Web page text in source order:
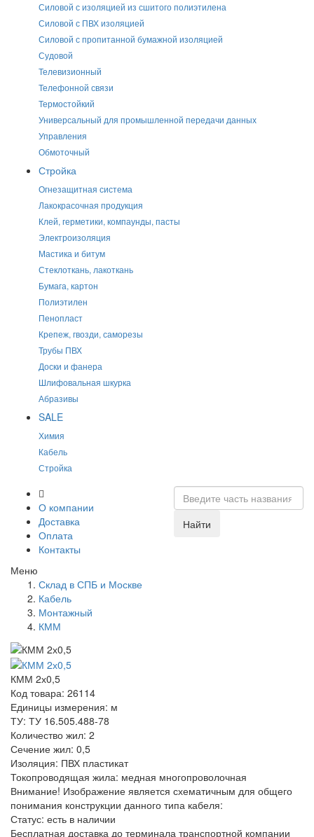
Силовой с изоляцией из сшитого полиэтилена
Силовой с ПВХ изоляцией
Силовой с пропитанной бумажной изоляцией
Судовой
Телевизионный
Телефонной связи
Термостойкий
Универсальный для промышленной передачи данных
Управления
Обмоточный
Стройка
Огнезащитная система
Лакокрасочная продукция
Клей, герметики, компаунды, пасты
Электроизоляция
Мастика и битум
Стеклоткань, лакоткань
Бумага, картон
Полиэтилен
Пенопласт
Крепеж, гвозди, саморезы
Трубы ПВХ
Доски и фанера
Шлифовальная шкурка
Абразивы
SALE
Химия
Кабель
Стройка
О компании
Доставка
Оплата
Контакты
Найти
Меню
Склад в СПБ и Москве
Кабель
Монтажный
КММ
КММ 2х0,5
Код товара: 26114
Единицы измерения: м
ТУ: ТУ 16.505.488-78
Количество жил: 2
Сечение жил: 0,5
Изоляция: ПВХ пластикат
Токопроводящая жила: медная многопроволочная
Внимание! Изображение является схематичным для общего
понимания конструкции данного типа кабеля:
Статус: есть в наличии
Бесплатная доставка до терминала транспортной компании